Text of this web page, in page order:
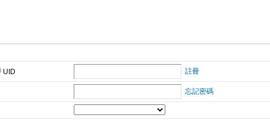
UID 註冊
忘記密碼